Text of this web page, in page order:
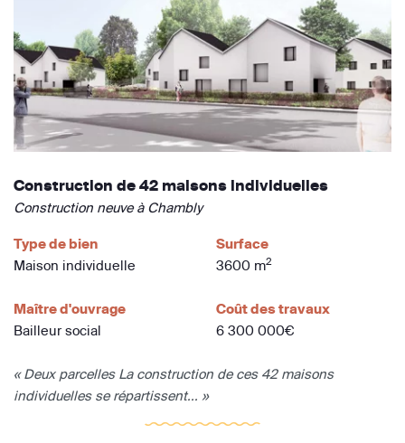
Construction de 42 maisons individuelles
Construction neuve à Chambly
Type de bien
Maison individuelle
Surface
3600 m2
Maître d'ouvrage
Bailleur social
Coût des travaux
6 300 000€
« Deux parcelles La construction de ces 42 maisons
individuelles se répartissent... »